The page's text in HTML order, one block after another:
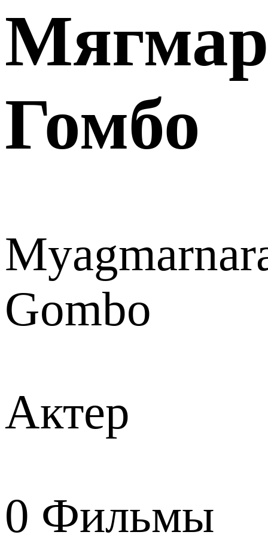
Гомбо
Gombo
Актер
0 Фильмы